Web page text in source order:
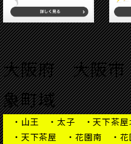
大阪府 大阪
象町域
・山王 ・太子 ・天下茶
・天下茶屋 ・花園南 ・